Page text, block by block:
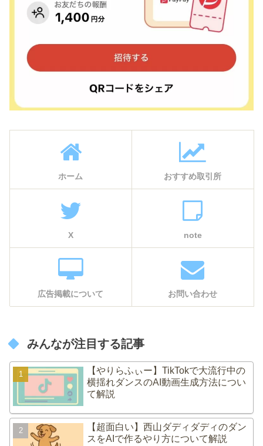
ホーム おすすめ取引所
X note
広告掲載について お問い合わせ
みんなが注目する記事
【やりらふぃー】TikTokで大流行中の
横揺れダンスのAI動画生成方法につい
て解説
【超面白い】西山ダディダディのダン
スをAIで作るやり方について解説